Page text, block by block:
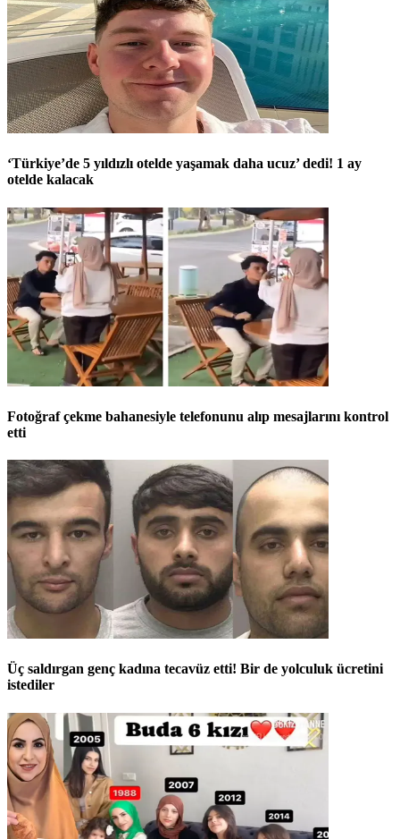
‘Türkiye’de 5 yıldızlı otelde yaşamak daha ucuz’ dedi! 1 ay
otelde kalacak
Fotoğraf çekme bahanesiyle telefonunu alıp mesajlarını kontrol
etti
Üç saldırgan genç kadına tecavüz etti! Bir de yolculuk ücretini
istediler